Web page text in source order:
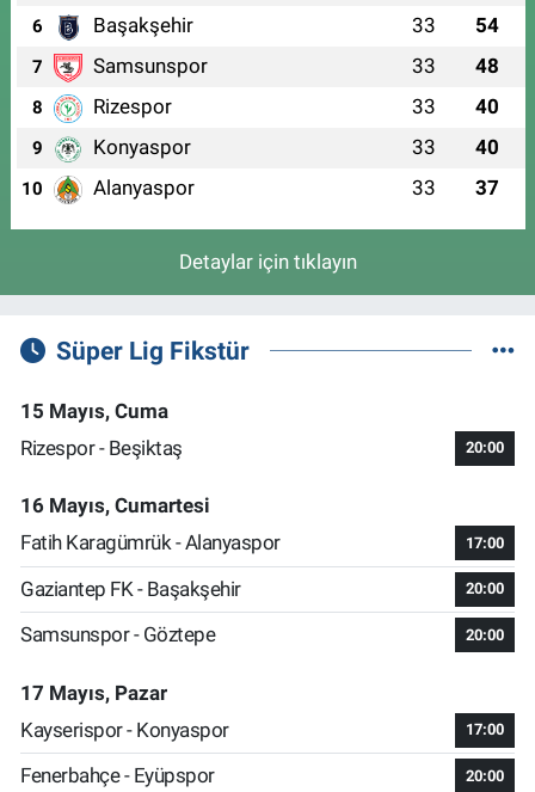
6 Başakşehir 33 54
7 Samsunspor 33 48
8 Rizespor 33 40
9 Konyaspor 33 40
10 Alanyaspor 33 37
Detaylar için tıklayın
Süper Lig Fikstür
15 Mayıs, Cuma
Rizespor - Beşiktaş
20:00
16 Mayıs, Cumartesi
Fatih Karagümrük - Alanyaspor
17:00
Gaziantep FK - Başakşehir 20:00
Samsunspor - Göztepe 20:00
17 Mayıs, Pazar
Kayserispor - Konyaspor
17:00
Fenerbahçe - Eyüpspor 20:00